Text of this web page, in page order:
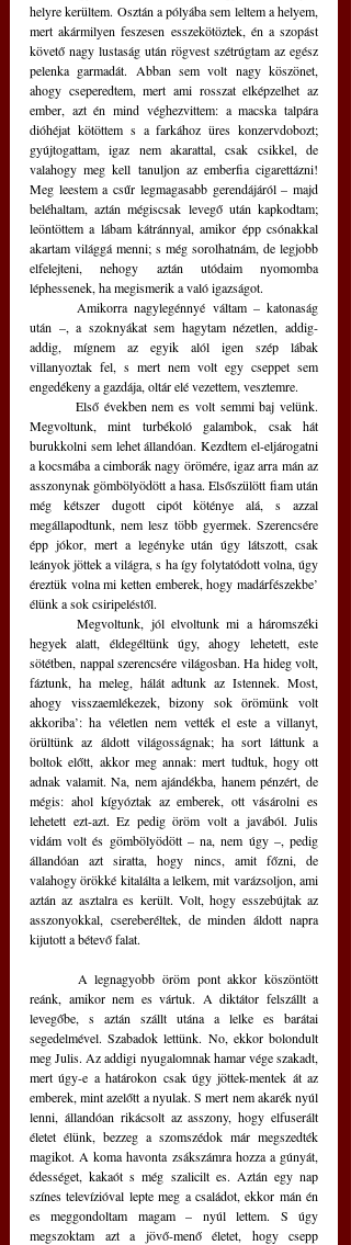
helyre kerültem. Osztán a pólyába sem leltem a helyem,
mert akármilyen feszesen esszekötöztek, én a szopást
követő nagy lustaság után rögvest szétrúgtam az egész
pelenka garmadát. Abban sem volt nagy köszönet,
ahogy cseperedtem, mert ami rosszat elképzelhet az
ember, azt én mind véghezvittem: a macska talpára
dióhéjat kötöttem s a farkához üres konzervdobozt;
gyújtogattam, igaz nem akarattal, csak csikkel, de
valahogy meg kell tanuljon az emberfia cigarettázni!
Meg leestem a csűr legmagasabb gerendájáról – majd
beléhaltam, aztán mégiscsak levegő után kapkodtam;
leöntöttem a lábam kátránnyal, amikor épp csónakkal
akartam világgá menni; s még sorolhatnám, de legjobb
elfelejteni, nehogy aztán utódaim nyomomba
léphessenek, ha megismerik a való igazságot.
után –, a szoknyákat sem hagytam nézetlen, addig-
addig, mígnem az egyik alól igen szép lábak
villanyoztak fel, s mert nem volt egy cseppet sem
engedékeny a gazdája, oltár elé vezettem, vesztemre.
Megvoltunk, mint turbékoló galambok, csak hát
burukkolni sem lehet állandóan. Kezdtem el-eljárogatni
a kocsmába a cimborák nagy örömére, igaz arra mán az
asszonynak gömbölyödött a hasa. Elsőszülött fiam után
még kétszer dugott cipót köténye alá, s azzal
megállapodtunk, nem lesz több gyermek. Szerencsére
épp jókor, mert a legényke után úgy látszott, csak
leányok jöttek a világra, s ha így folytatódott volna, úgy
éreztük volna mi ketten emberek, hogy madárfészekbe’
élünk a sok csiripeléstől.
	Megvoltunk, jól elvoltunk mi a háromszéki
hegyek alatt, éldegéltünk úgy, ahogy lehetett, este
sötétben, nappal szerencsére világosban. Ha hideg volt,
fáztunk, ha meleg, hálát adtunk az Istennek. Most,
ahogy visszaemlékezek, bizony sok örömünk volt
akkoriba’: ha véletlen nem vették el este a villanyt,
örültünk az áldott világosságnak; ha sort láttunk a
boltok előtt, akkor meg annak: mert tudtuk, hogy ott
adnak valamit. Na, nem ajándékba, hanem pénzért, de
mégis: ahol kígyóztak az emberek, ott vásárolni es
lehetett ezt-azt. Ez pedig öröm volt a javából. Julis
vidám volt és gömbölyödött – na, nem úgy –, pedig
állandóan azt siratta, hogy nincs, amit főzni, de
valahogy örökké kitalálta a lelkem, mit varázsoljon, ami
aztán az asztalra es került. Volt, hogy esszebújtak az
asszonyokkal, csereberéltek, de minden áldott napra
kijutott a bétevő falat.
reánk, amikor nem es vártuk. A diktátor felszállt a
levegőbe, s aztán szállt utána a lelke es barátai
segedelmével. Szabadok lettünk. No, ekkor bolondult
meg Julis. Az addigi nyugalomnak hamar vége szakadt,
mert úgy-e a határokon csak úgy jöttek-mentek át az
emberek, mint azelőtt a nyulak. S mert nem akarék nyúl
lenni, állandóan rikácsolt az asszony, hogy elfuserált
életet élünk, bezzeg a szomszédok már megszedték
magikot. A koma havonta zsákszámra hozza a gúnyát,
édességet, kakaót s még szalicilt es. Aztán egy nap
színes televízióval lepte meg a családot, ekkor mán én
es meggondoltam magam – nyúl lettem. S úgy
megszoktam azt a jövő-menő életet, hogy csepp